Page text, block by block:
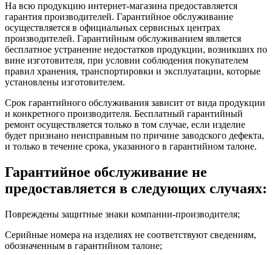
На всю продукцию интернет-магазина предоставляется
гарантия производителей. Гарантийное обслуживание
осуществляется в официальных сервисных центрах
производителей. Гарантийным обслуживанием является
бесплатное устранение недостатков продукции, возникших по
вине изготовителя, при условии соблюдения покупателем
правил хранения, транспортировки и эксплуатации, которые
установлены изготовителем.
Срок гарантийного обслуживания зависит от вида продукции
и конкретного производителя. Бесплатный гарантийный
ремонт осуществляется только в том случае, если изделие
будет признано неисправным по причине заводского дефекта,
и только в течение срока, указанного в гарантийном талоне.
Гарантийное обслуживание не
предоставляется в следующих случаях:
Повреждены защитные знаки компании-производителя;
Серийные номера на изделиях не соответствуют сведениям,
обозначенным в гарантийном талоне;